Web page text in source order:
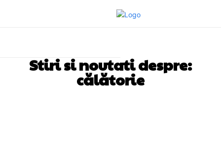
Stiri si noutati despre:
călătorie